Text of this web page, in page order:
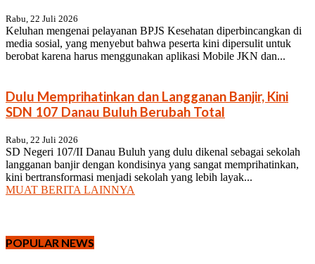
Rabu, 22 Juli 2026
Keluhan mengenai pelayanan BPJS Kesehatan diperbincangkan di
media sosial, yang menyebut bahwa peserta kini dipersulit untuk
berobat karena harus menggunakan aplikasi Mobile JKN dan...
Dulu Memprihatinkan dan Langganan Banjir, Kini
SDN 107 Danau Buluh Berubah Total
Rabu, 22 Juli 2026
SD Negeri 107/II Danau Buluh yang dulu dikenal sebagai sekolah
langganan banjir dengan kondisinya yang sangat memprihatinkan,
kini bertransformasi menjadi sekolah yang lebih layak...
MUAT BERITA LAINNYA
POPULAR NEWS